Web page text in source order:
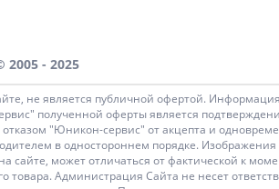
- 2025
не является публичной офертой.
полученной оферты является
"Юникон-сервис" от акцепта и
в одностороннем порядке. Изображения
сайте, может отличаться от фактической к
товара. Администрация Сайта не несет